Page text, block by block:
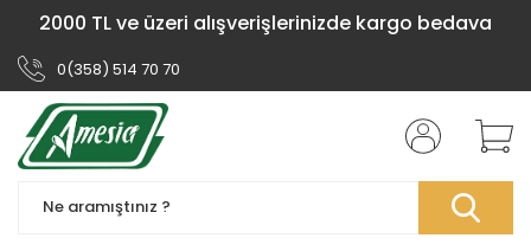
2000 TL ve üzeri alışverişlerinizde kargo bedava
0(358) 514 70 70